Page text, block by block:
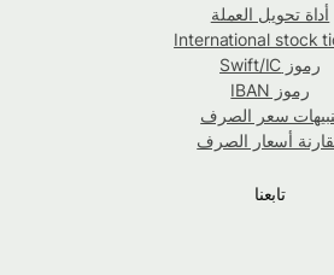
تحويل العملة
International
رموز Swift/IC
رموز IBAN
سعر الصرف
أسعار الصرف
تابعنا